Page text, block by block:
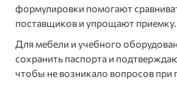
формулировки помогают
поставщиков и упрощают приемку.
Для мебели и учебного
сохранить паспорта и
чтобы не возникало вопросов при